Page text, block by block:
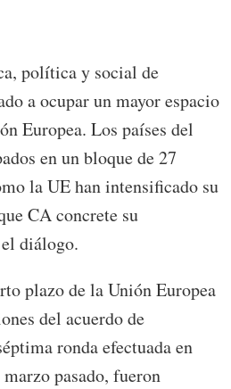
política y social de
a ocupar un mayor espacio
Europea. Los países del
en un bloque de 27
la UE han intensificado su
CA concrete su
diálogo.
plazo de la Unión Europea
del acuerdo de
ronda efectuada en
pasado, fueron